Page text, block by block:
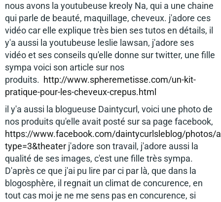
nous avons la youtubeuse kreoly Na, qui a une chaine
qui parle de beauté, maquillage, cheveux. j'adore ces
vidéo car elle explique très bien ses tutos en détails, il
y'a aussi la youtubeuse leslie lawsan, j'adore ses
vidéo et ses conseils qu'elle donne sur twitter, une fille
sympa voici son article sur nos
produits. http://www.spheremetisse.com/un-kit-
pratique-pour-les-cheveux-crepus.html
il y'a aussi la blogueuse Daintycurl, voici une photo de
nos produits qu'elle avait posté sur sa page facebook,
https://www.facebook.com/daintycurlsleblog/photos/
type=3&theater j'adore son travail, j'adore aussi la
qualité de ses images, c'est une fille très sympa.
D'après ce que j'ai pu lire par ci par là, que dans la
blogosphère, il regnait un climat de concurence, en
tout cas moi je ne me sens pas en concurence, si